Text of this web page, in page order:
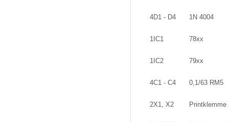
4D1 - D4 1N 4004
1 IC1 78xx
1 IC2 79xx
4C1 - C4 0,1/63 RM5
2X1, X2 Printklemme